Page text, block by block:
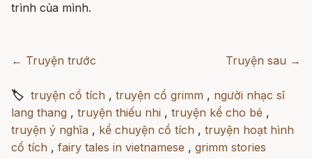
trình của mình.
← Truyện trước Truyện sau →
🏷 truyện cổ tích , truyện cổ grimm , người nhạc sĩ
lang thang , truyện thiếu nhi , truyện kể cho bé ,
truyện ý nghĩa , kể chuyện cổ tích , truyện hoạt hình
cổ tích , fairy tales in vietnamese , grimm stories